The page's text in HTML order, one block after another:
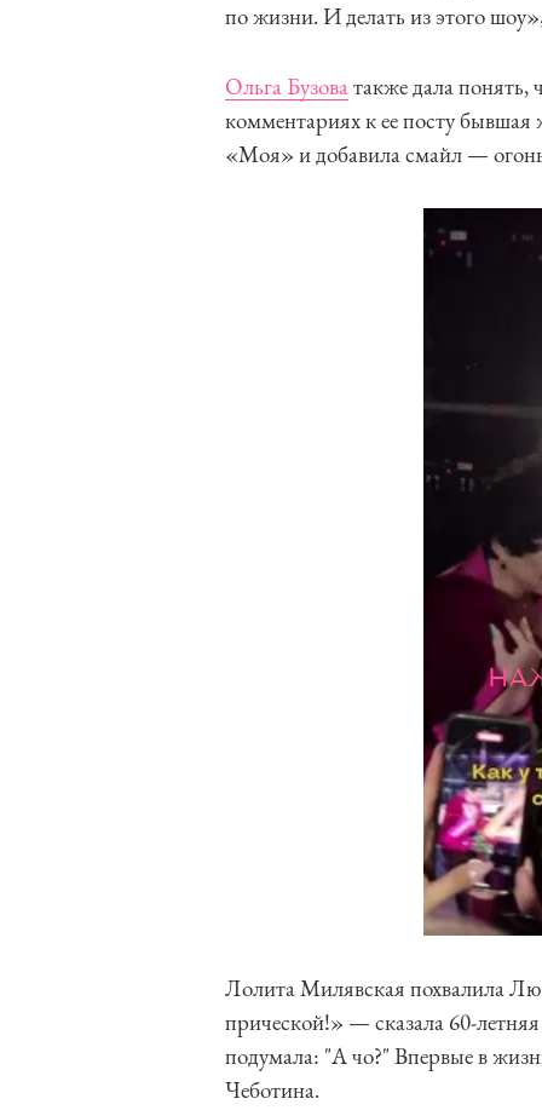
по жизни. И делать из этого
Ольга Бузоватакже дала понять,
комментариях к ее посту
«Моя» и добавила смайл —
Лолита Милявская похвалила
прической!» — сказала 60-
подумала: "А чо?" Впервые в
Чеботина.